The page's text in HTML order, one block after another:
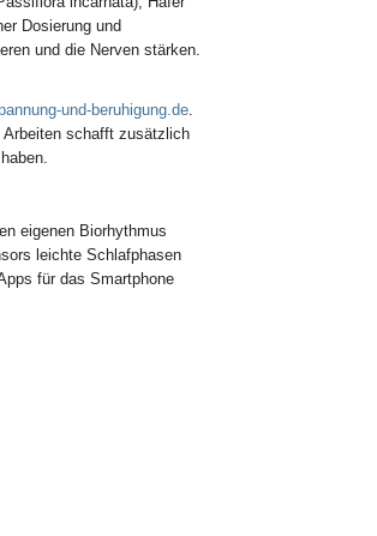
Dosierung und
und die Nerven stärken.
und-beruhigung.de.
schafft zusätzlich
eigenen Biorhythmus
leichte Schlafphasen
für das Smartphone